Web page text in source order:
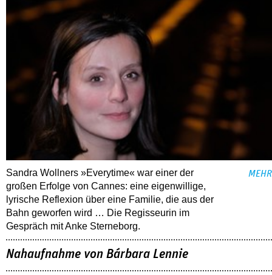
Sandra Wollners »Everytime« war einer der
großen Erfolge von Cannes: eine eigenwillige,
lyrische Reflexion über eine ­Familie, die aus der
Bahn geworfen wird … Die Regisseurin im
Gespräch mit Anke Sterneborg.
MEHR
Nahaufnahme von Bárbara Lennie